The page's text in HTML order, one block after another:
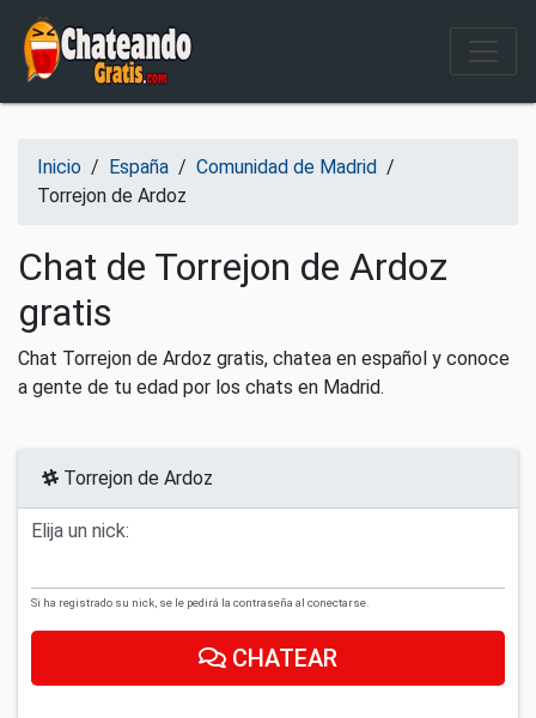
Salir del contenido
Inicio / España / Comunidad de Madrid /
Torrejon de Ardoz
Chat de Torrejon de Ardoz
gratis
Chat Torrejon de Ardoz gratis, chatea en español y conoce
a gente de tu edad por los chats en Madrid.
Torrejon de Ardoz
Elija un nick:
Si ha registrado su nick, se le pedirá la contraseña al conectarse.
CHATEAR